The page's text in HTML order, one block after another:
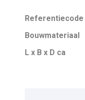
Referentiecode
Bouwmateriaal
L x B x D ca